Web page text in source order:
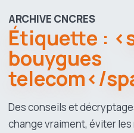
ARCHIVE CNCRES
Étiquette :
bouygues
telecom</
Des conseils et
change vraiment, éviter